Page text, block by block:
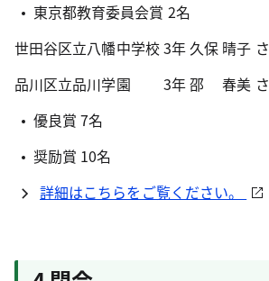
東京都教育委員会賞 2名
世田谷区立八幡中学校 3年 久保 晴子
品川区立品川学園 3年 邵 春美
優良賞 7名
奨励賞 10名
詳細はこちらをご覧ください。